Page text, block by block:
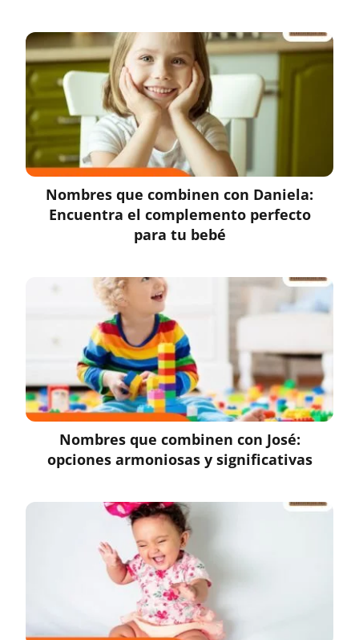
Nombres que combinen con Daniela:
Encuentra el complemento perfecto
para tu bebé
Nombres que combinen con José:
opciones armoniosas y significativas